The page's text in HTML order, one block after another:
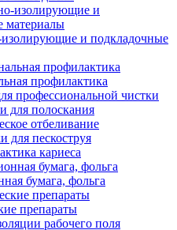
и подкладочные
профилактика
профессиональной чистки
для полоскания
отбеливание
для пескоструя
кариеса
бумага, фольга
препараты